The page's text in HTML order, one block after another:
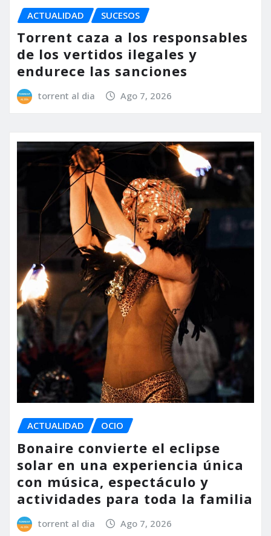
ACTUALIDAD SUCESOS
Torrent caza a los responsables
de los vertidos ilegales y
endurece las sanciones
torrent al dia Ago 7, 2026
ACTUALIDAD OCIO
Bonaire convierte el eclipse
solar en una experiencia única
con música, espectáculo y
actividades para toda la familia
torrent al dia Ago 7, 2026